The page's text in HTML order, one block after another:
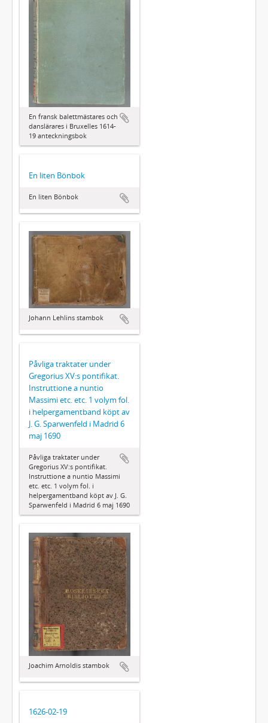
En fransk balettmästares och
danslärares i Bruxelles 1614-
19 anteckningsbok
En liten Bönbok
En liten Bönbok
Johann Lehlins stambok
Påvliga traktater under
Gregorius XV:s pontifikat.
Instruttione a nuntio
Massimi etc. etc. 1 volym fol.
i helpergamentband köpt av
J. G. Sparwenfeld i Madrid 6
maj 1690
Påvliga traktater under
Gregorius XV:s pontifikat.
Instruttione a nuntio Massimi
etc. etc. 1 volym fol. i
helpergamentband köpt av J. G.
Sparwenfeld i Madrid 6 maj 1690
Joachim Arnoldis stambok
1626-02-19